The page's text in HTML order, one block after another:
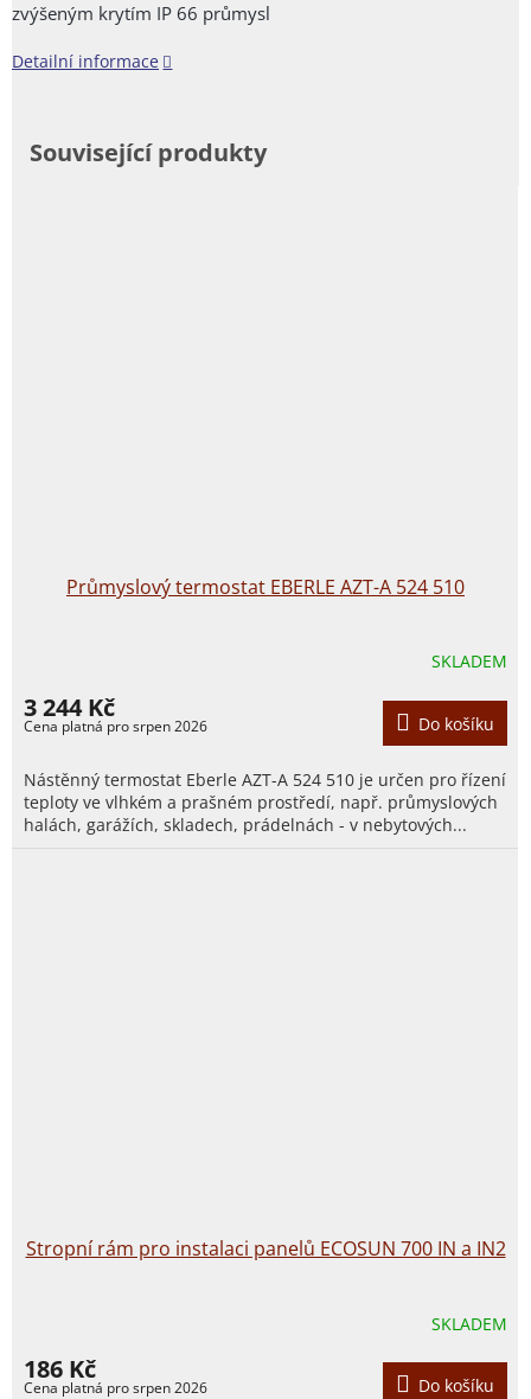
zvýšeným krytím IP 66 průmysl
Detailní informace
Související produkty
Průmyslový termostat EBERLE AZT-A 524 510
SKLADEM
3 244 Kč
Do košíku
Nástěnný termostat Eberle AZT-A 524 510 je určen pro řízení
teploty ve vlhkém a prašném prostředí, např. průmyslových
halách, garážích, skladech, prádelnách - v nebytových...
Stropní rám pro instalaci panelů ECOSUN 700 IN a IN2
SKLADEM
186 Kč
Do košíku